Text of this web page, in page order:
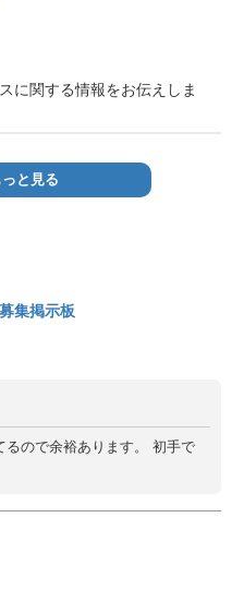
に関する情報をお伝えしま
と見る
集掲示板
ので余裕あります。 初手で